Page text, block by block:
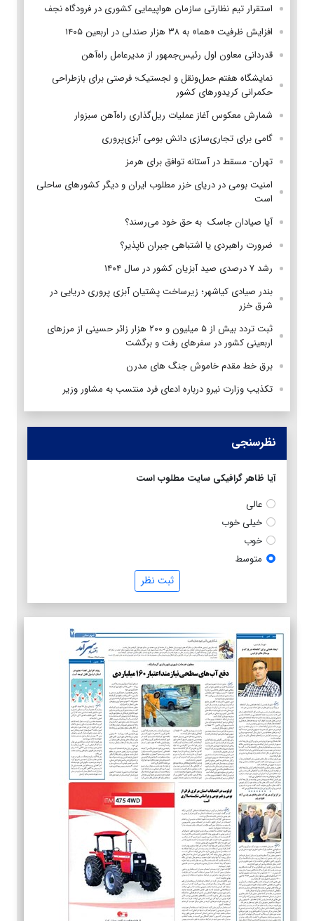
استقرار تیم‌ نظارتی سازمان هواپیمایی کشوری در فرودگاه نجف
افزایش ظرفیت «هما» به ۳۸ هزار صندلی در اربعین ۱۴۰۵
قدردانی معاون اول رئیس‌جمهور از مدیرعامل راه‌آهن
نمایشگاه هفتم حمل‌ونقل و لجستیک؛ فرصتی برای بازطراحی
حکمرانی کریدورهای کشور
شمارش معکوس آغاز عملیات ریل‌گذاری راه‌آهن سبزوار
گامی برای تجاری‌سازی دانش بومی آبزی‌پروری
تهران- مسقط در آستانه توافق برای هرمز
امنیت بومی در دریای خزر مطلوب ایران و دیگر کشورهای ساحلی
است
آیا صیادان جاسک به حق خود می‌رسند؟
ضرورت راهبردی یا اشتباهی جبران ناپذیر؟
رشد ۷ درصدی صید آبزیان کشور در سال ۱۴۰۴
بندر صیادی کیاشهر؛ زیرساخت پشتیان آبزی پروری دریایی در
شرق خزر
ثبت تردد بیش از ۵ میلیون و ۲۰۰ هزار زائر حسینی از مرزهای
اربعینی کشور در سفرهای رفت و برگشت
برق خط مقدم خاموش جنگ های مدرن
تکذیب وزارت نیرو درباره ادعای فرد منتسب به مشاور وزیر
نظرسنجی
آیا ظاهر گرافیکی سایت مطلوب است
عالی
خیلی خوب
خوب
متوسط
ثبت نظر